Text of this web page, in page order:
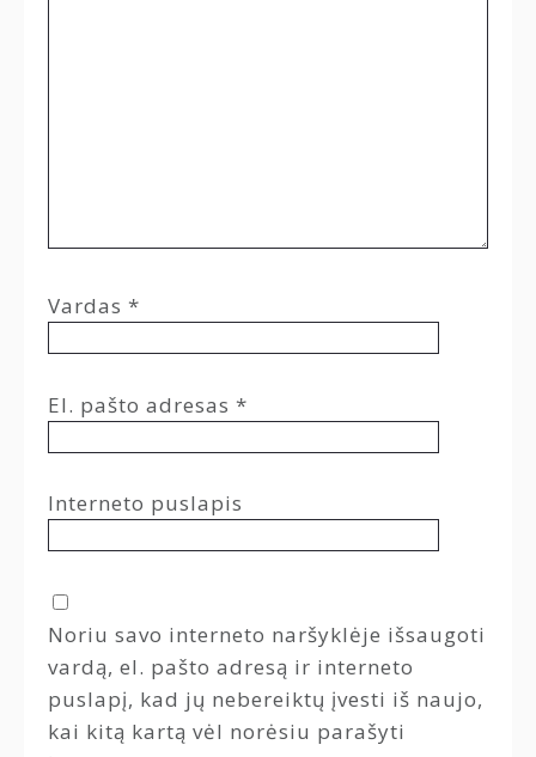
Vardas *
El. pašto adresas *
Interneto puslapis
Noriu savo interneto naršyklėje išsaugoti
vardą, el. pašto adresą ir interneto
puslapį, kad jų nebereiktų įvesti iš naujo,
kai kitą kartą vėl norėsiu parašyti